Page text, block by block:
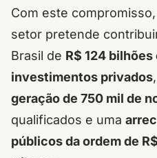
Com este
setor pretende
Brasil de R$ 124
investimentos privados
geração de 750 mil de
qualificados e uma
públicos da ordem de